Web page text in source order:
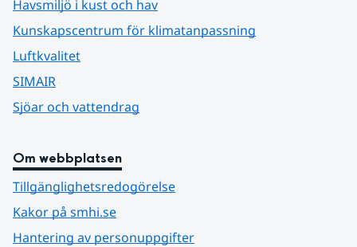
Havsmiljö i kust och hav
Kunskapscentrum för klimatanpassning
Luftkvalitet
SIMAIR
Sjöar och vattendrag
Om webbplatsen
Tillgänglighetsredogörelse
Kakor på smhi.se
Hantering av personuppgifter